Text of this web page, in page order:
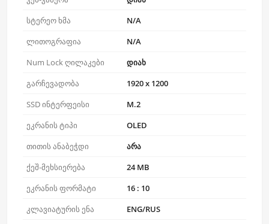
სტერეო ხმა
N/A
ლითოგრაფია
N/A
Num Lock ღილაკები
დიახ
გარჩევადობა
1920 x 1200
SSD ინტერფეისი
M.2
ეკრანის ტიპი
OLED
თითის ანაბეჭდი
არა
ქეშ-მეხსიერება
24 MB
ეკრანის ფორმატი
16 : 10
კლავიატურის ენა
ENG/RUS